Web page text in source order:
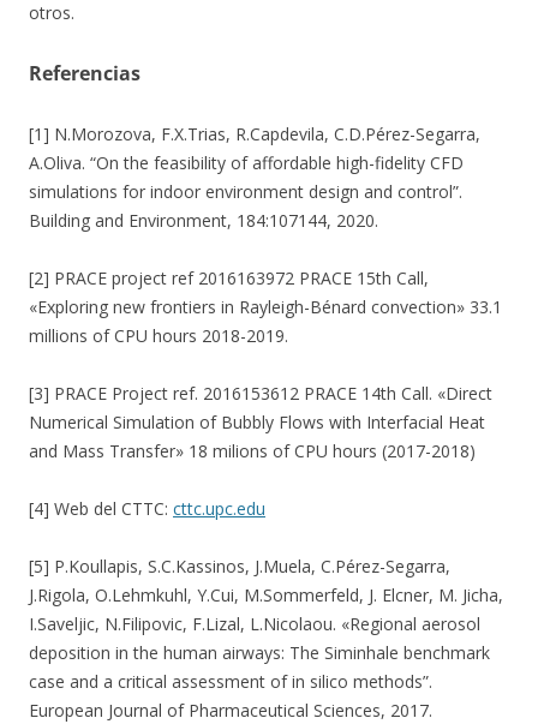
otros.
Referencias
[1] N.Morozova, F.X.Trias, R.Capdevila, C.D.Pérez-Segarra,
A.Oliva. “On the feasibility of affordable high-fidelity CFD
simulations for indoor environment design and control”.
Building and Environment, 184:107144, 2020.
[2] PRACE project ref 2016163972 PRACE 15th Call,
«Exploring new frontiers in Rayleigh-Bénard convection» 33.1
millions of CPU hours 2018-2019.
[3] PRACE Project ref. 2016153612 PRACE 14th Call. «Direct
Numerical Simulation of Bubbly Flows with Interfacial Heat
and Mass Transfer» 18 milions of CPU hours (2017-2018)
[4] Web del CTTC: cttc.upc.edu
[5] P.Koullapis, S.C.Kassinos, J.Muela, C.Pérez-Segarra,
J.Rigola, O.Lehmkuhl, Y.Cui, M.Sommerfeld, J. Elcner, M. Jicha,
I.Saveljic, N.Filipovic, F.Lizal, L.Nicolaou. «Regional aerosol
deposition in the human airways: The Siminhale benchmark
case and a critical assessment of in silico methods”.
European Journal of Pharmaceutical Sciences, 2017.